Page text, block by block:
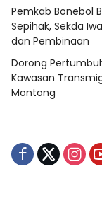
Pemkab Bonebol
Sepihak, Sekda
dan Pembinaan
Dorong
Kawasan
Montong